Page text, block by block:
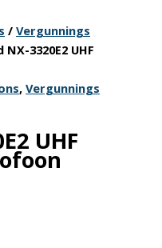
/ Vergunnings
3320E2 UHF
, Vergunnings
UHF